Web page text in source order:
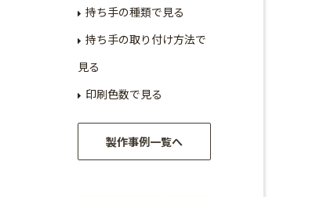
持ち手の種類で見る
持ち手の取り付け方法で
見る
印刷色数で見る
製作事例一覧へ